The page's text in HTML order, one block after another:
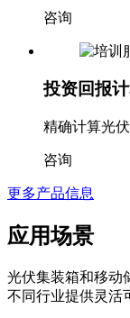
咨询
投资回报
精确计算光
咨询
更多产品信息
应用场景
光伏集装箱和移动
不同行业提供灵活